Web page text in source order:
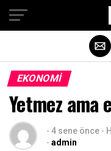
EKONOMI
Yetmez ama
- 4 sene önce -
- admin